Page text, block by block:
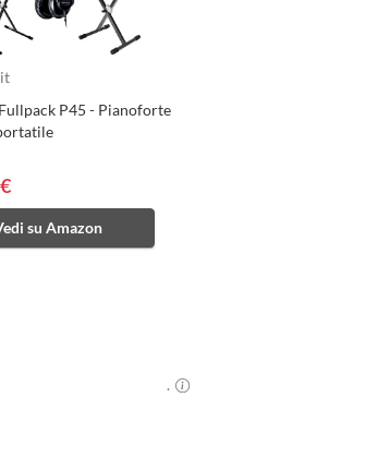
P45 - Pianoforte
su Amazon
.